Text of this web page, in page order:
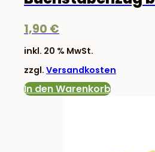
1,90€
inkl. 20 % MwSt.
zzgl. Versandkosten
In den Warenkorb